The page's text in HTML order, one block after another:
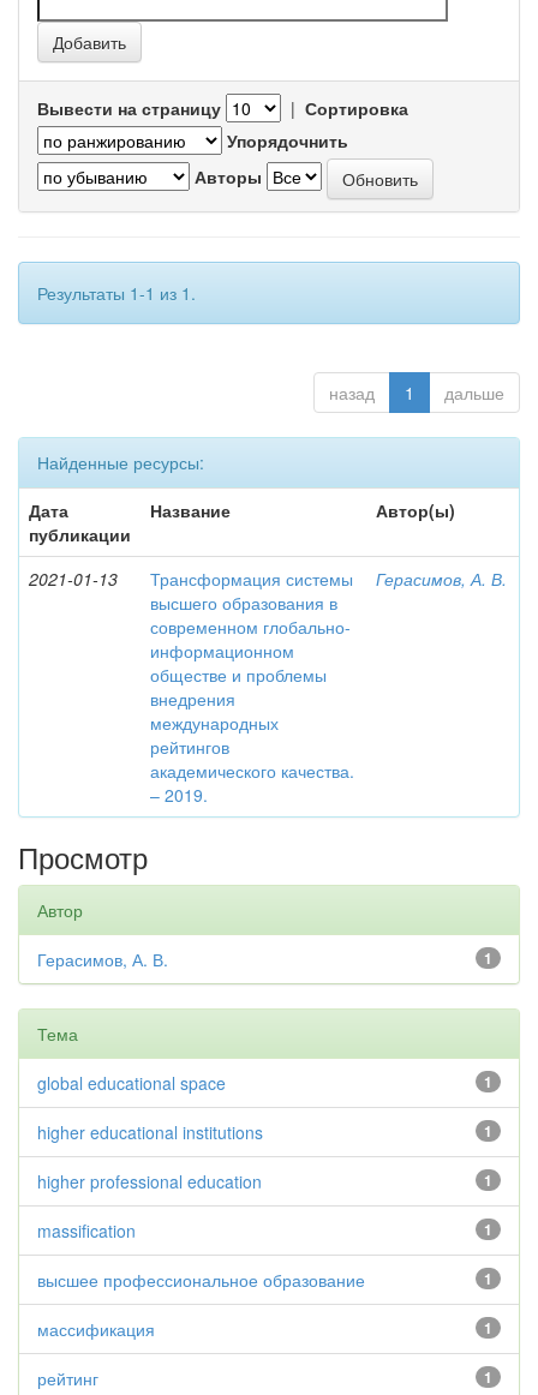
Вывести на страницу | Сортировка
Упорядочнить
Авторы
Результаты 1-1 из 1.
назад 1 дальше
Найденные ресурсы:
Дата
публикации
Название Автор(ы)
2021-01-13
Трансформация системы
высшего образования в
современном глобально-
информационном
обществе и проблемы
внедрения
международных
рейтингов
академического качества.
– 2019.
Герасимов, А. В.
Просмотр
Автор
1
Герасимов, А. В.
Тема
1
global educational space
1
higher educational institutions
1
higher professional education
1
massification
1
высшее профессиональное образование
1
массификация
1
рейтинг